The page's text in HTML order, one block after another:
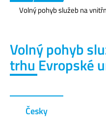
Volný pohyb služeb na
Volný pohyb
trhu Evropské
Česky